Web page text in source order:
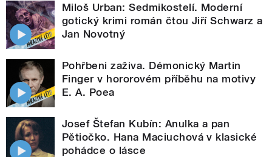
Miloš Urban: Sedmikostelí. Moderní
gotický krimi román čtou Jiří Schwarz a
Jan Novotný
Pohřbeni zaživa. Démonický Martin
Finger v hororovém příběhu na motivy
E. A. Poea
Josef Štefan Kubín: Anulka a pan
Pětiočko. Hana Maciuchová v klasické
pohádce o lásce